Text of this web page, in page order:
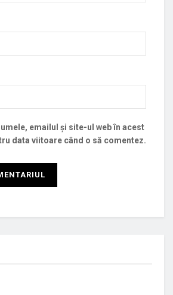
emailul și site-ul web în acest
data viitoare când o să comentez.